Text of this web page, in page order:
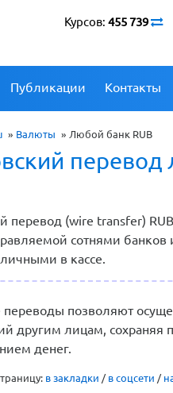
Курсов: 455 739
Публикации Контакты
» Валюты » Любой банк RUB
перевод
перевод (wire transfer)
сотнями
в кассе.
позволяют
другим лицам, сохраняя
денег.
в закладки / в соцсети /